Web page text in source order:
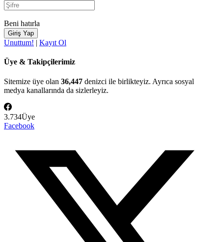
Beni hatırla
Unuttum! | Kayıt Ol
Üye & Takipçilerimiz
Sitemize üye olan 36,447 denizci ile birlikteyiz. Ayrıca sosyal
medya kanallarında da sizlerleyiz.
3.734Üye
Facebook